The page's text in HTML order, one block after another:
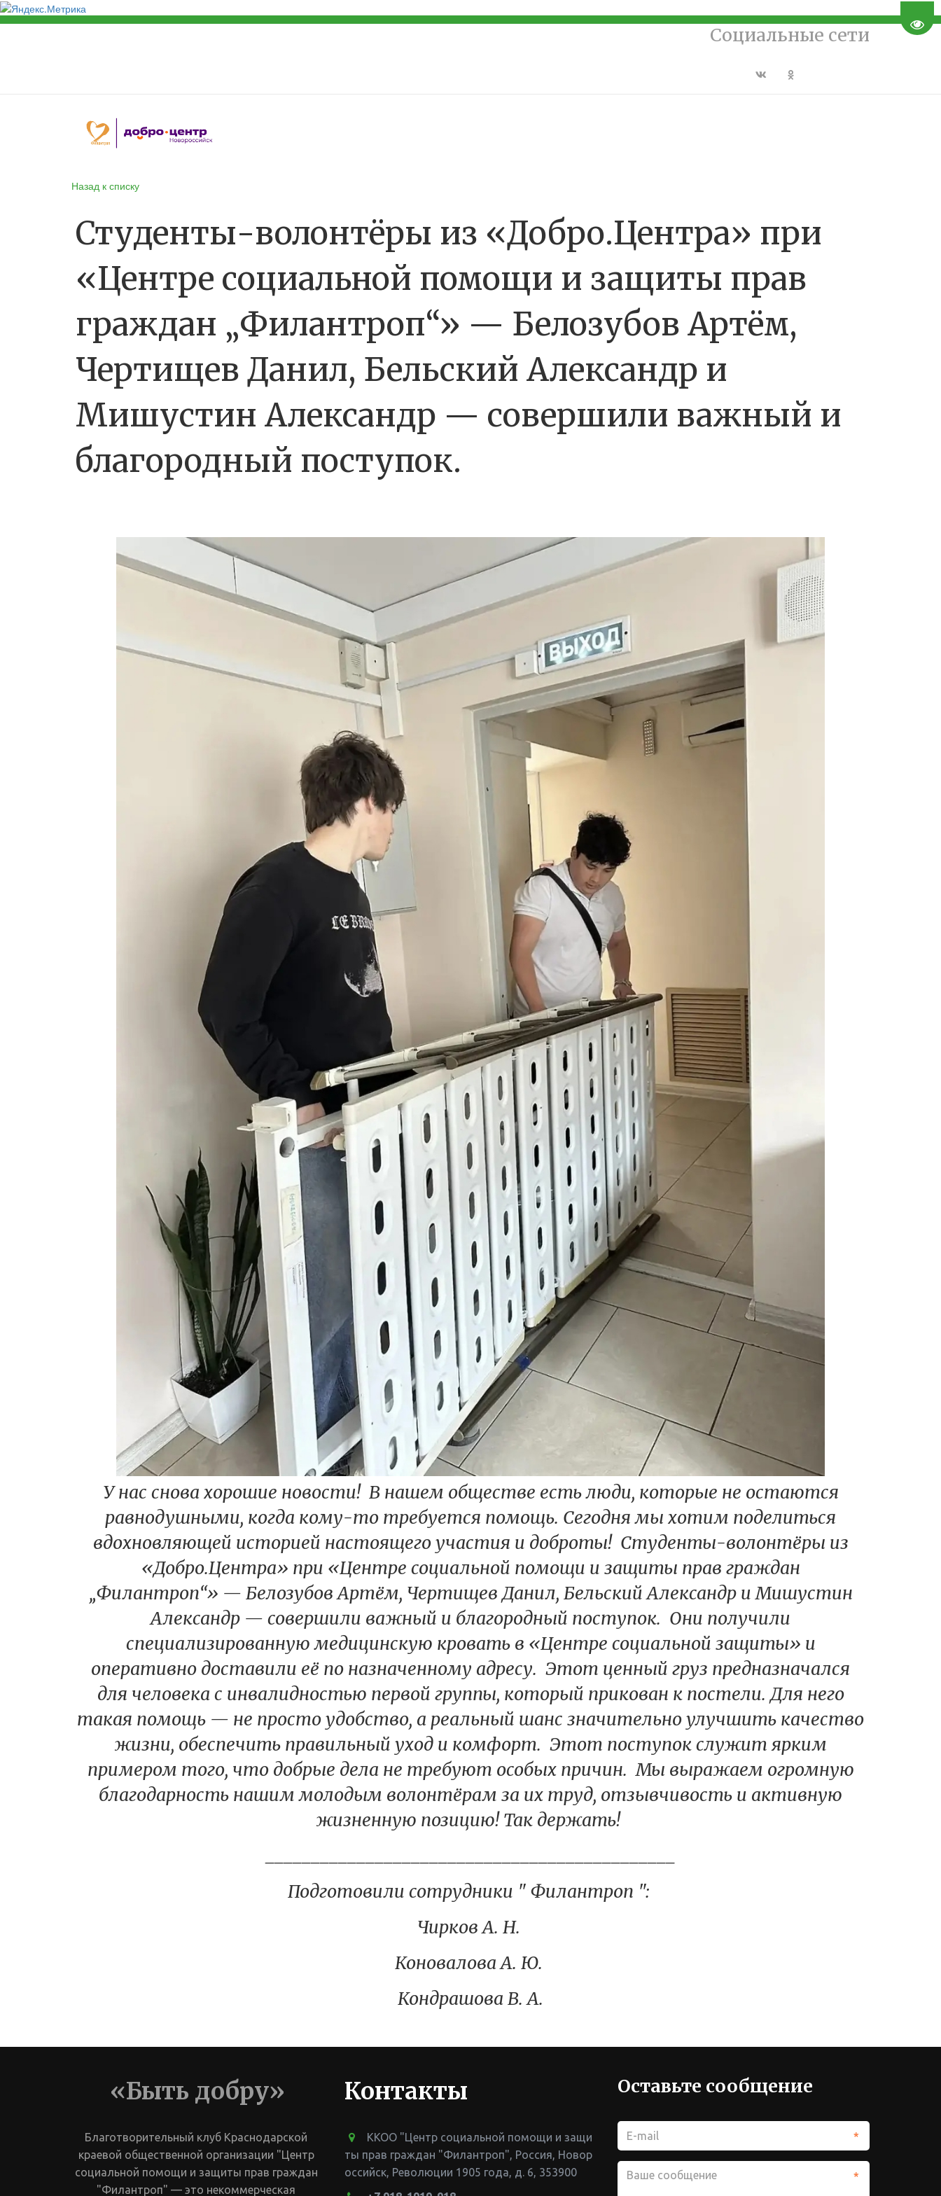
Социальные сети
Назад к списку
Студенты-волонтёры из «Добро.Центра» при
«Центре социальной помощи и защиты прав
граждан „Филантроп“» — Белозубов Артём,
Чертищев Данил, Бельский Александр и
Мишустин Александр — совершили важный и
благородный поступок.
У нас снова хорошие новости! В нашем обществе есть люди, которые не остаются
равнодушными, когда кому-то требуется помощь. Сегодня мы хотим поделиться
вдохновляющей историей настоящего участия и доброты! Студенты-волонтёры из
«Добро.Центра» при «Центре социальной помощи и защиты прав граждан
„Филантроп“» — Белозубов Артём, Чертищев Данил, Бельский Александр и Мишустин
Александр — совершили важный и благородный поступок. Они получили
специализированную медицинскую кровать в «Центре социальной защиты» и
оперативно доставили её по назначенному адресу. Этот ценный груз предназначался
для человека с инвалидностью первой группы, который прикован к постели. Для него
такая помощь — не просто удобство, а реальный шанс значительно улучшить качество
жизни, обеспечить правильный уход и комфорт. Этот поступок служит ярким
примером того, что добрые дела не требуют особых причин. Мы выражаем огромную
благодарность нашим молодым волонтёрам за их труд, отзывчивость и активную
жизненную позицию! Так держать!
Подготовили сотрудники " Филантроп ":
Чирков А. Н.
Коновалова А. Ю.
Кондрашова В. А.
«Быть добру»
Благотворительный клуб Краснодарской
краевой общественной организации "Центр
социальной помощи и защиты прав граждан
"Филантроп" — это некоммерческая
Контакты
ККОО "Центр социальной помощи и защи
ты прав граждан "Филантроп", Россия, Новор
оссийск, Революции 1905 года, д. 6, 353900
Оставьте сообщение
*
*